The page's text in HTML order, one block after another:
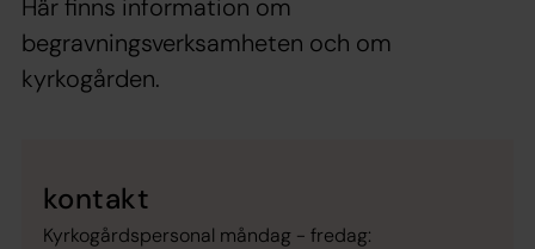
Här finns information om
begravningsverksamheten och om
kyrkogården.
kontakt
Kyrkogårdspersonal måndag - fredag: